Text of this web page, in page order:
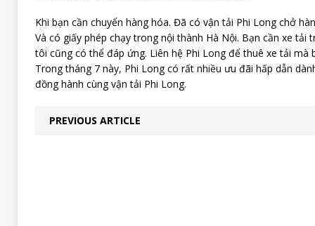
Khi bạn cần chuyển hàng hóa. Đã có vận tải Phi Long chở
Và có giấy phép chạy trong nội thành Hà Nội. Bạn cần xe tải
tôi cũng có thể đáp ứng. Liên hệ Phi Long để thuê xe tải mà
Trong tháng 7 này, Phi Long có rất nhiều ưu đãi hấp dẫn
đồng hành cùng vận tải Phi Long.
PREVIOUS ARTICLE